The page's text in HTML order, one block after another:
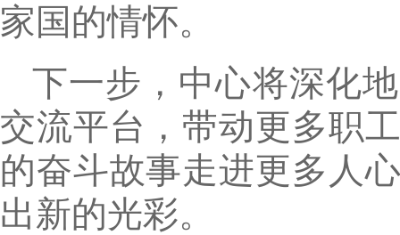
家国的情怀。
下一步，中心将深化
交流平台，带动更多职
的奋斗故事走进更多人
出新的光彩。